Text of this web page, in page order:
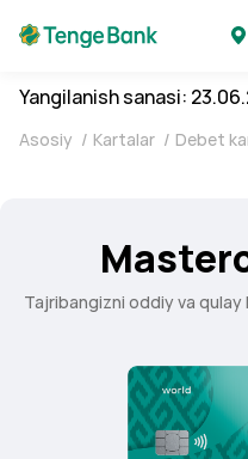
Yangilanish sanasi:
Asosiy / Kartalar / Debet
Tajribangizni oddiy va